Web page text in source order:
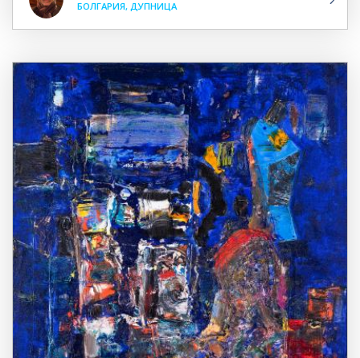
БОЛГАРИЯ, ДУПНИЦА